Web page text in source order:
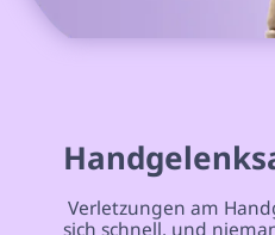
sich schnell, und